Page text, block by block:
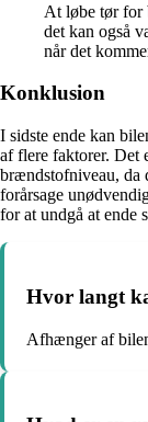
At løbe tør for
det kan også
når det
Konklusion
I sidste ende kan
af flere faktorer. Det
brændstofniveau, da
forårsage
for at undgå at ende
Hvor langt
Afhænger af